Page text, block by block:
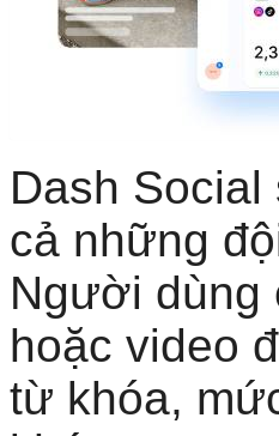
Dash
cả những
Người dùng
hoặc video
từ khóa,